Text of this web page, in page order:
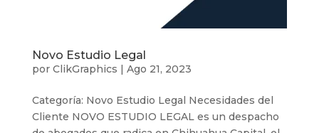
Novo Estudio Legal
por ClikGraphics | Ago 21, 2023
Categoría: Novo Estudio Legal Necesidades del
Cliente NOVO ESTUDIO LEGAL es un despacho